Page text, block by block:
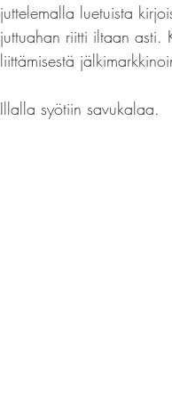
juttelemalla luetuista
juttuahan riitti iltaan asti.
liittämisestä
Illalla syötiin savukalaa.